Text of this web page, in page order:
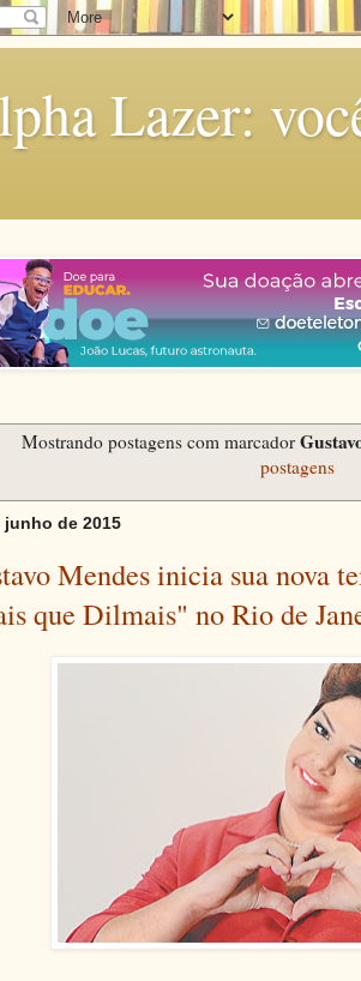
Lazer:
Mostrando postagens com marcador
postagens
junho de 2015
Mendes inicia sua nova
que Dilmais" no Rio de